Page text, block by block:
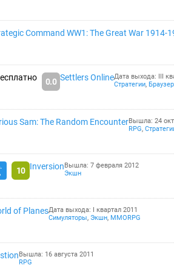
Command WW1: The Great War 1914-
0.0 Settlers OnlineДата выхода: III
Стратегии,
Sam: The Random EncounterВышла: 24
RPG,
10 InversionВышла: 7 февраля 2012
Экшн
of PlanesДата выхода: I квартал 2011
Симуляторы, Экшн, MMORPG
Вышла: 16 августа 2011
RPG